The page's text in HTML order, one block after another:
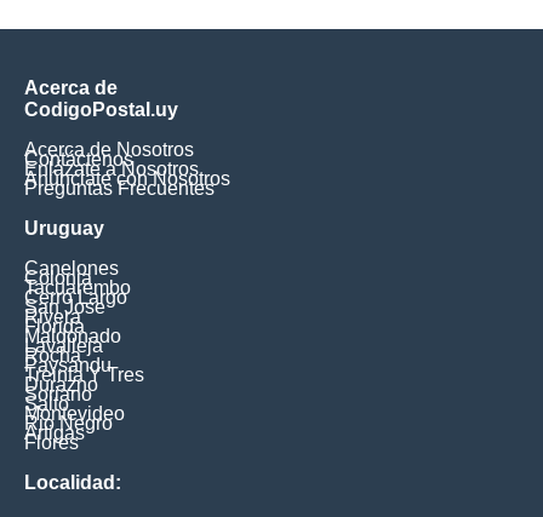
Acerca de
CodigoPostal.uy
Acerca de Nosotros
Contáctenos
Enlázate a Nosotros
Anúnciate con Nosotros
Preguntas Frecuentes
Uruguay
Canelones
Colonia
Tacuarembo
Cerro Largo
San Jose
Rivera
Florida
Maldonado
Lavalleja
Rocha
Paysandu
Treinta Y Tres
Durazno
Soriano
Salto
Montevideo
Rio Negro
Artigas
Flores
Localidad: